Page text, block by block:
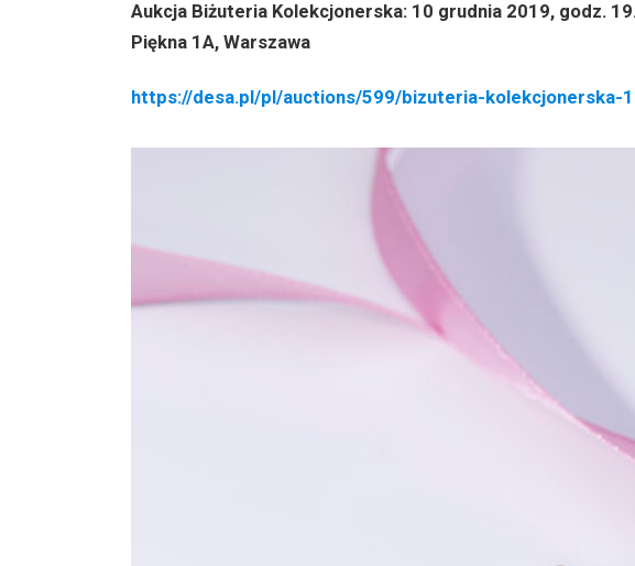
Aukcja Biżuteria Kolekcjonerska: 10 grudnia 2019, godz.
Piękna 1A, Warszawa
https://desa.pl/pl/auctions/599/bizuteria-kolekcjonerska-